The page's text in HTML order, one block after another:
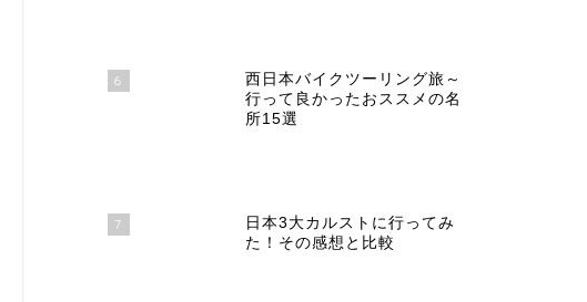
6
西日本バイクツーリング旅～
行って良かったおススメの名
所15選
7
日本3大カルストに行ってみ
た！その感想と比較